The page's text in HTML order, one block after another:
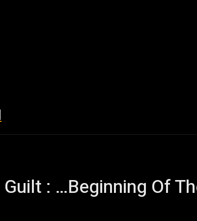
: …Beginning Of